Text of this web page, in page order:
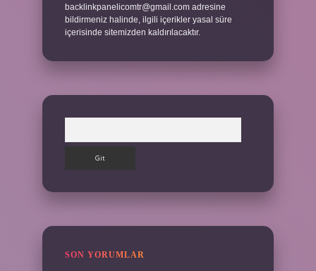
backlinkpanelicomtr@gmail.com adresine
bildirmeniz halinde, ilgili içerikler yasal süre
içerisinde sitemizden kaldırılacaktır.
SON YORUMLAR